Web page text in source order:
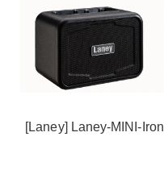
[Laney] Laney-MINI-Iron